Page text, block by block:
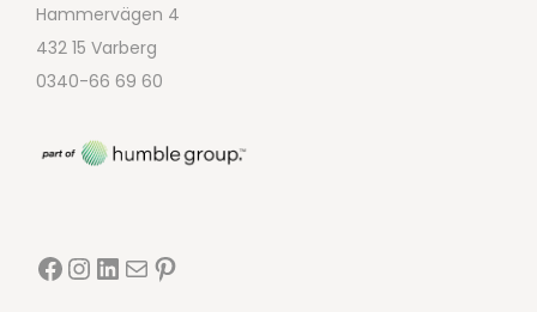
Hammervägen 4
432 15 Varberg
0340-66 69 60